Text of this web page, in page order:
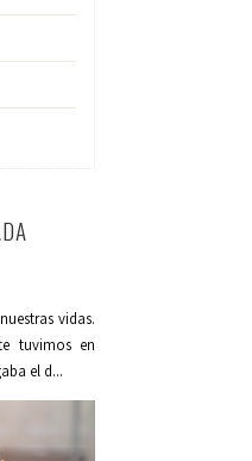
vidas.
tuvimos en
el d...